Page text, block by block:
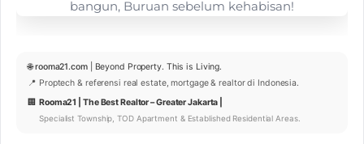
🌐rooma21.com| Beyond Property. This is Living.
📍 Proptech & referensi real estate, mortgage & realtor di Indonesia.
🏢 Rooma21 | The Best Realtor – Greater Jakarta |
Specialist Township, TOD Apartment & Established Residential Areas.